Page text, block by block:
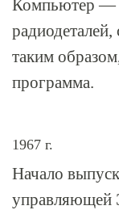
Компьютер —
таким
программа.
1967 г.
Начало